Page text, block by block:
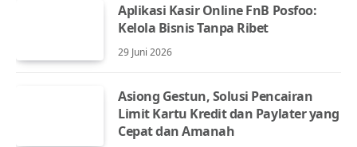
Aplikasi Kasir Online FnB Posfoo:
Kelola Bisnis Tanpa Ribet
29 Juni 2026
Asiong Gestun, Solusi Pencairan
Limit Kartu Kredit dan Paylater yang
Cepat dan Amanah